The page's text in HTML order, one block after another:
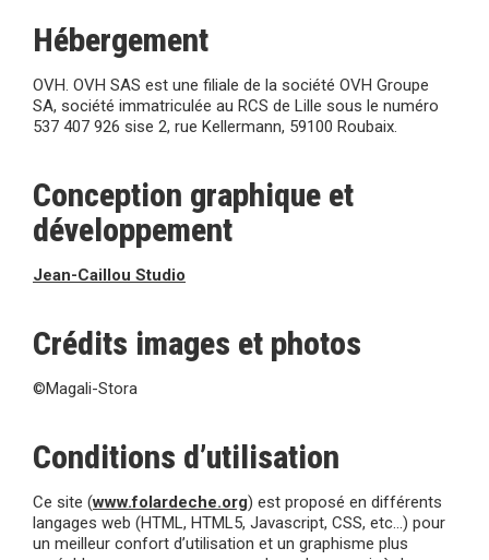
Hébergement
OVH. OVH SAS est une filiale de la société OVH Groupe
SA, société immatriculée au RCS de Lille sous le numéro
537 407 926 sise 2, rue Kellermann, 59100 Roubaix.
Conception graphique et
développement
Jean-Caillou Studio
Crédits images et photos
©Magali-Stora
Conditions d’utilisation
Ce site (www.folardeche.org) est proposé en différents
langages web (HTML, HTML5, Javascript, CSS, etc…) pour
un meilleur confort d’utilisation et un graphisme plus